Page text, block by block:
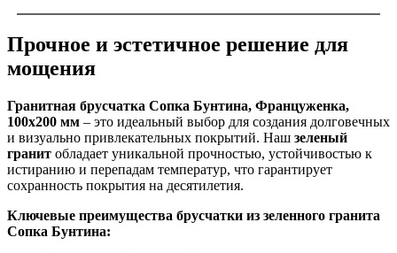
Прочное и эстетичное решение для
мощения
Гранитная брусчатка Сопка Бунтина, Француженка,
100x200 мм – это идеальный выбор для создания долговечных
и визуально привлекательных покрытий. Наш зеленый
гранит обладает уникальной прочностью, устойчивостью к
истиранию и перепадам температур, что гарантирует
сохранность покрытия на десятилетия.
Ключевые преимущества брусчатки из зеленного гранита
Сопка Бунтина: